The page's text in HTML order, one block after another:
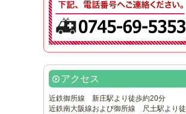
アクセス
近鉄御所線 新庄駅より徒歩約20分
近鉄南大阪線および御所線 尺土駅より徒